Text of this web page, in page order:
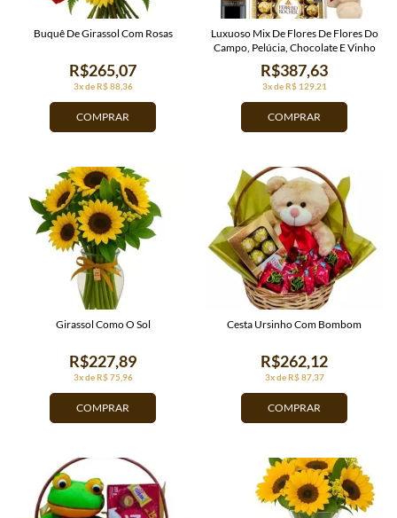
COMPRAR
3x de R$ 88,36
R$265,07
Buquê De Girassol Com Rosas
COMPRAR
3x de R$ 129,21
R$387,63
Luxuoso Mix De Flores De Flores Do
Campo, Pelúcia, Chocolate E Vinho
COMPRAR
3x de R$ 75,96
R$227,89
Girassol Como O Sol
COMPRAR
3x de R$ 87,37
R$262,12
Cesta Ursinho Com Bombom